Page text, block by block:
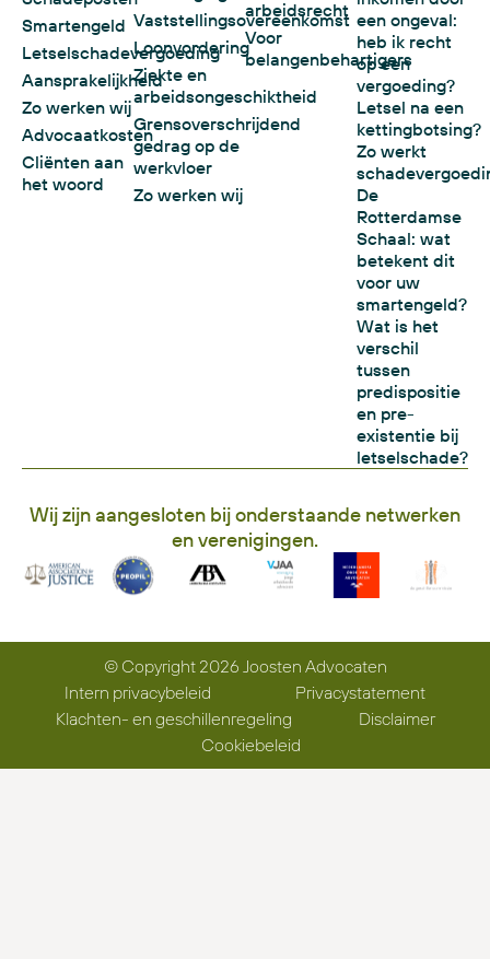
Smartengeld
Letselschadevergoeding
Aansprakelijkheid
Zo werken wij
Advocaatkosten
Cliënten aan
het woord
Vaststellingsovereenkomst
Loonvordering
Ziekte en
arbeidsongeschiktheid
Grensoverschrijdend
gedrag op de
werkvloer
Zo werken wij
arbeidsrecht
Voor
belangenbehartigers
een ongeval:
heb ik recht
op een
vergoeding?
Letsel na een
kettingbotsing?
Zo werkt
De
Rotterdamse
Schaal: wat
betekent dit
voor uw
smartengeld?
Wat is het
verschil
tussen
predispositie
en pre-
existentie bij
letselschade?
Wij zijn aangesloten bij onderstaande netwerken
en verenigingen.
© Copyright 2026 Joosten Advocaten
Intern privacybeleid
Privacystatement
Klachten- en geschillenregeling
Disclaimer
Cookiebeleid